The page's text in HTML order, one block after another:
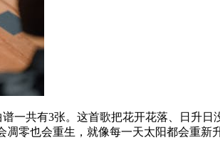
一共有3张。这首歌把花开花落、日升
零也会重生，就像每一天太阳都会重新